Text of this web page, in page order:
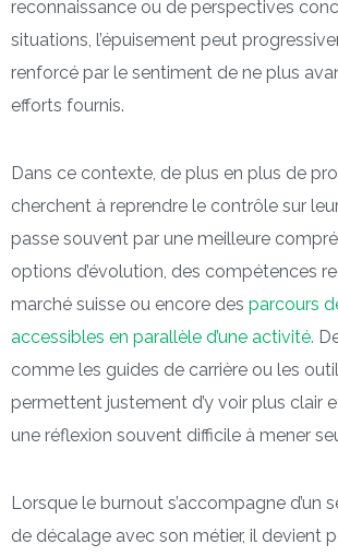
reconnaissance ou de perspectives
situations, l’épuisement peut
renforcé par le sentiment de ne plus
efforts fournis.
Dans ce contexte, de plus en plus de
cherchent à reprendre le contrôle sur
passe souvent par une meilleure
options d’évolution, des compétences
marché suisse ou encore des parcours
accessibles en parallèle d’une activité.
comme les guides de carrière ou les
permettent justement d’y voir plus clair
une réflexion souvent difficile à mener
Lorsque le burnout s’accompagne d’un
de décalage avec son métier, il devient